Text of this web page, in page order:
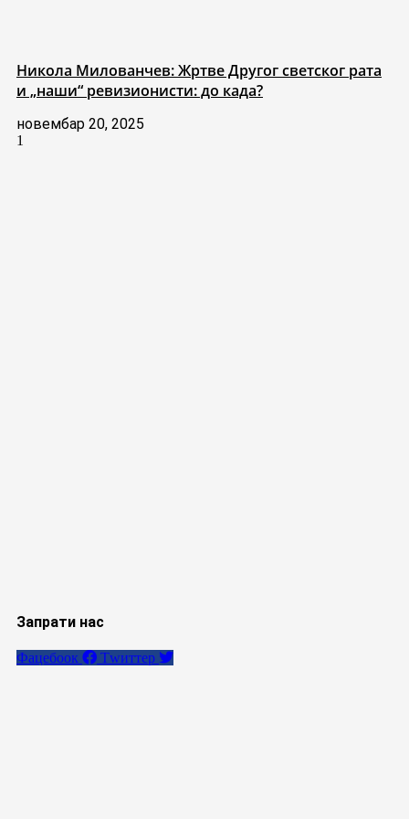
Никола Милованчев: Жртве Другог светског рата
и „наши“ ревизионисти: до када?
новембар 20, 2025
Запрати нас
Фацебоок Тwиттер